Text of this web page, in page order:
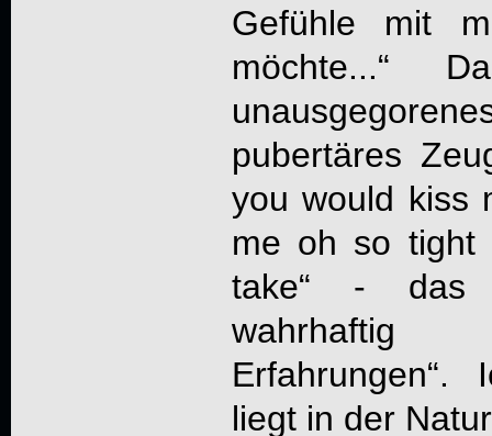
Gefühle mit
möchte...“
pubertäres
you would kiss
me oh so tight
take“ - das
wahrhaftig
Erfahrungen“.
liegt in der